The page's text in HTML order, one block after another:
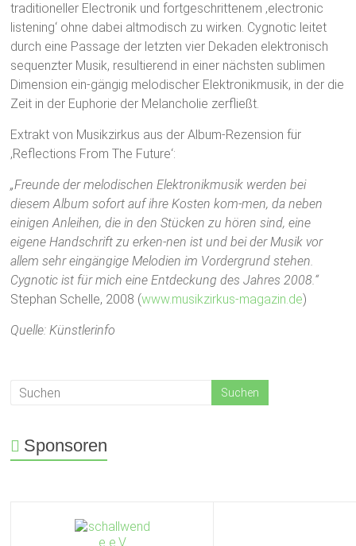
traditioneller Electronik und fortgeschrittenem ‚electronic
listening‘ ohne dabei altmodisch zu wirken. Cygnotic leitet
durch eine Passage der letzten vier Dekaden elektronisch
sequenzter Musik, resultierend in einer nächsten sublimen
Dimension ein-gängig melodischer Elektronikmusik, in der die
Zeit in der Euphorie der Melancholie zerfließt.
Extrakt von Musikzirkus aus der Album-Rezension für
‚Reflections From The Future‘:
„Freunde der melodischen Elektronikmusik werden bei
diesem Album sofort auf ihre Kosten kom-men, da neben
einigen Anleihen, die in den Stücken zu hören sind, eine
eigene Handschrift zu erken-nen ist und bei der Musik vor
allem sehr eingängige Melodien im Vordergrund stehen.
Cygnotic ist für mich eine Entdeckung des Jahres 2008.“
Stephan Schelle, 2008 (www.musikzirkus-magazin.de)
Quelle: Künstlerinfo
Sponsoren